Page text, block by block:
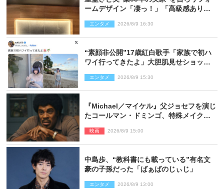
ームデザイン「凄っ！」「高級感ありま
エンタメ 2026/8/9 16:30
“素顔非公開”17歳紅白歌手「家族で初ハ
ワイ行ってきたよ」大胆肌見せショット
エンタメ 2026/8/9 15:30
『Michael／マイケル』父ジョセフを演じ
たコールマン・ドミンゴ、特殊メイクに2
映画 2026/8/9 15:00
中島歩、“教科書にも載っている”有名文
豪の子孫だった「ばぁばのじぃじ」
エンタメ 2026/8/9 13:00